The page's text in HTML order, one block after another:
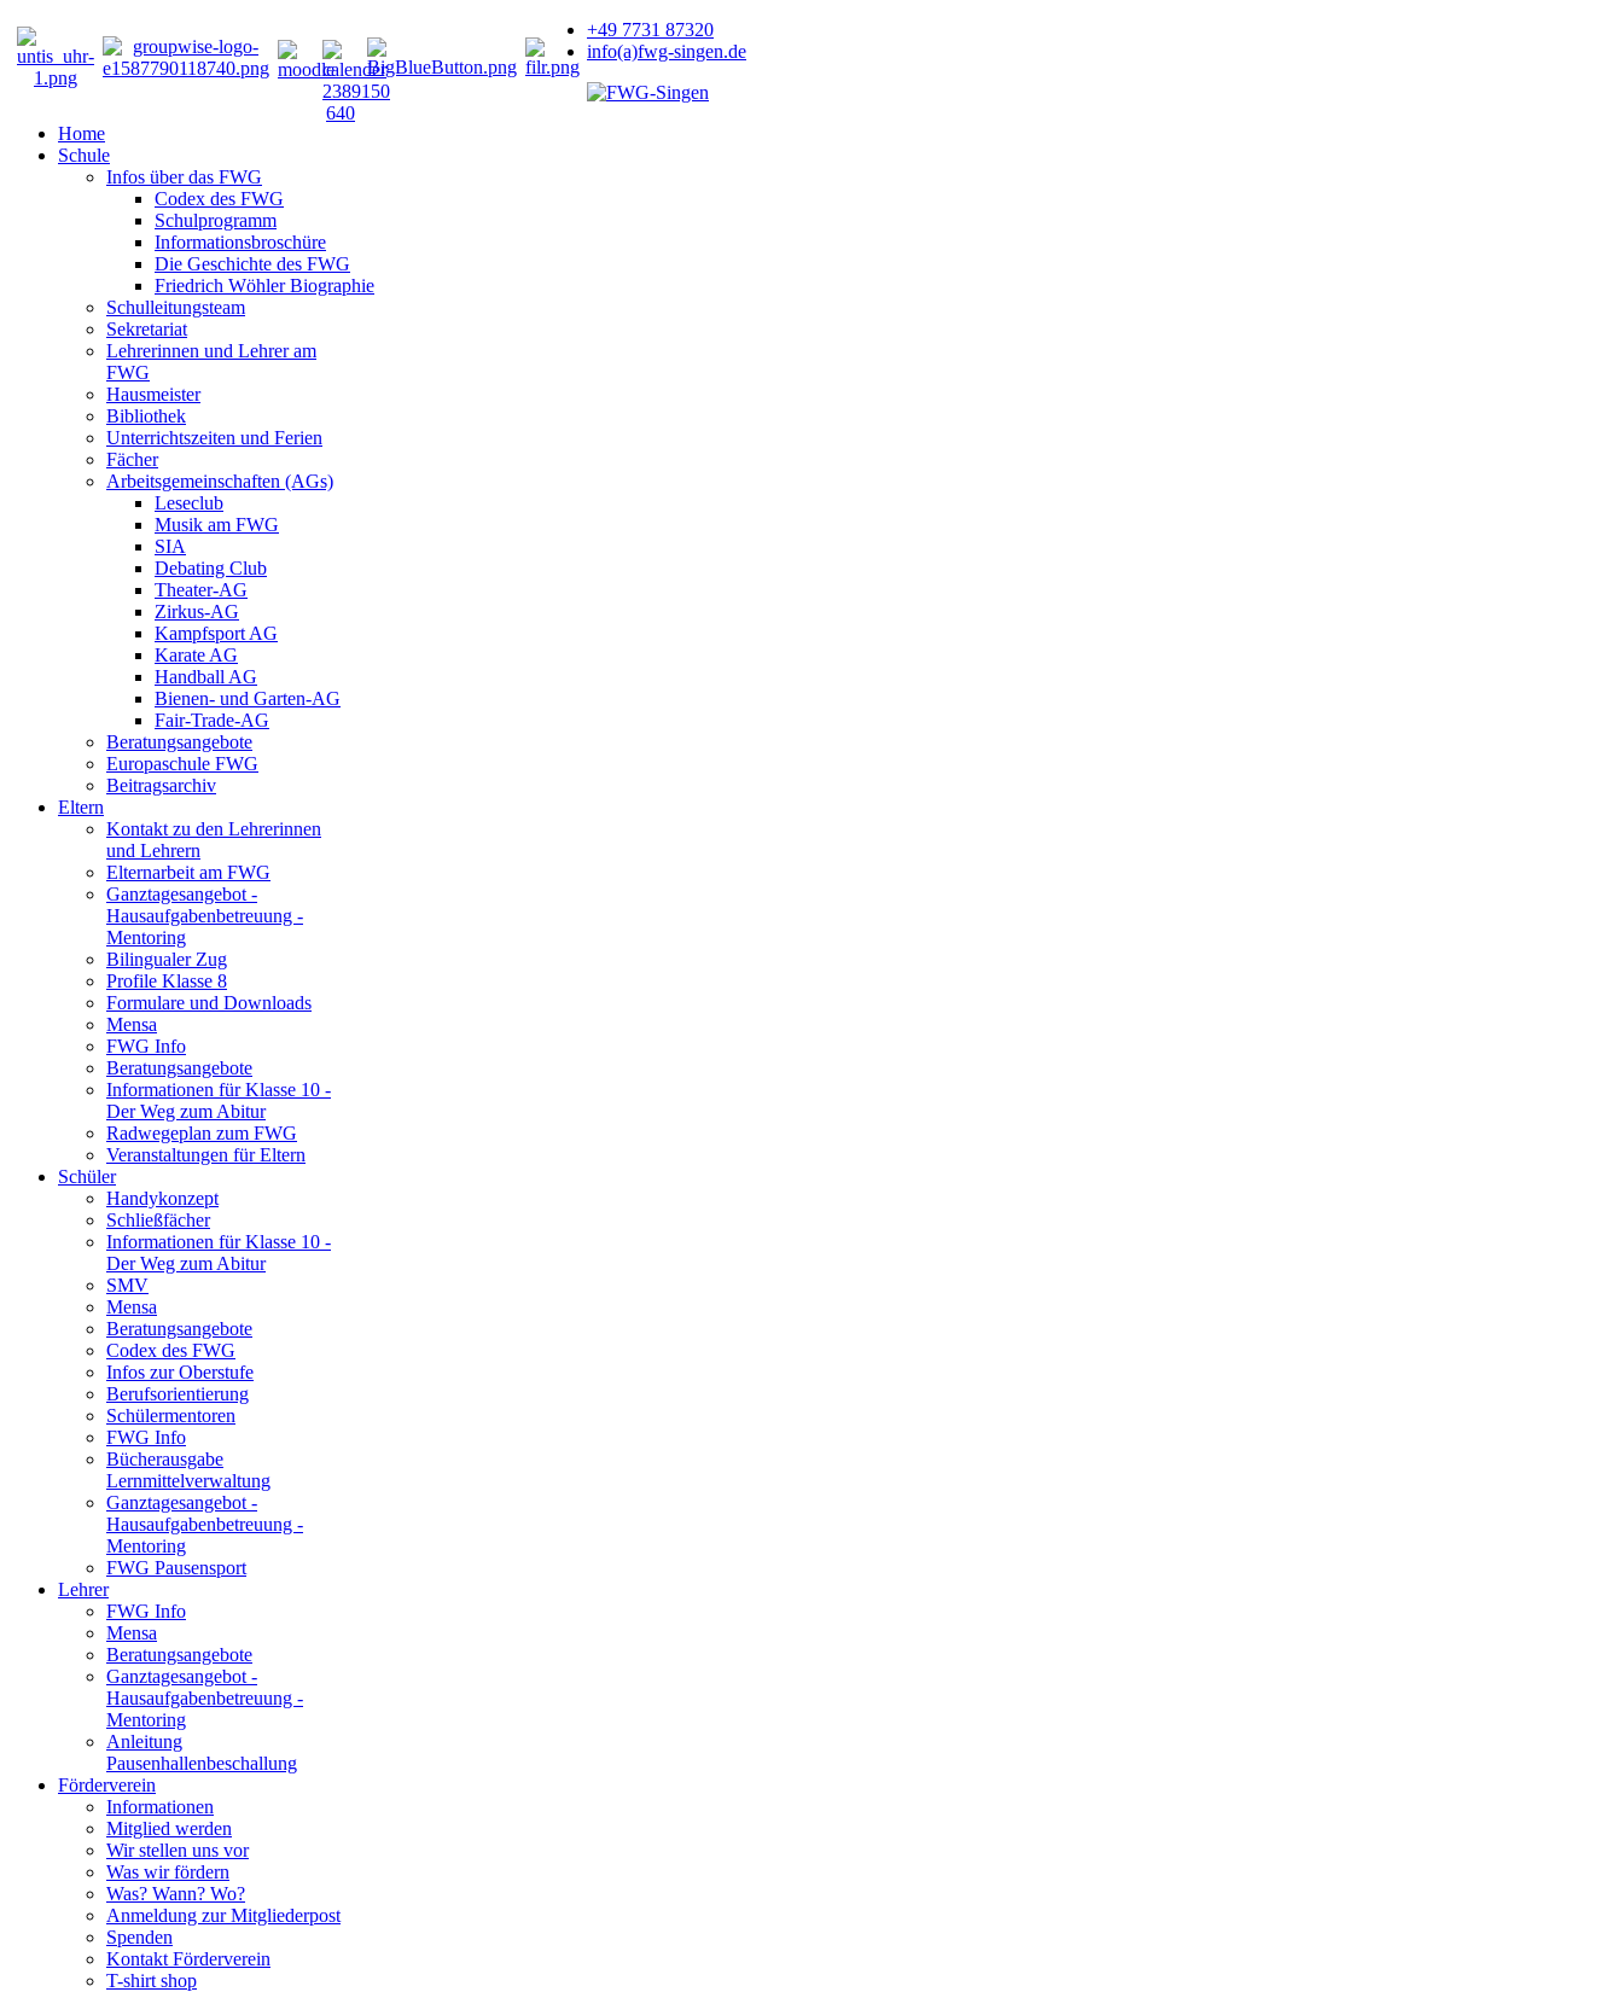
+49 7731 87320
info(a)fwg-singen.de
Home
Schule
Infos über das FWG
Codex des FWG
Schulprogramm
Informationsbroschüre
Die Geschichte des FWG
Friedrich Wöhler Biographie
Schulleitungsteam
Sekretariat
Lehrerinnen und Lehrer am
FWG
Hausmeister
Bibliothek
Unterrichtszeiten und Ferien
Fächer
Arbeitsgemeinschaften (AGs)
Leseclub
Musik am FWG
SIA
Debating Club
Theater-AG
Zirkus-AG
Kampfsport AG
Karate AG
Handball AG
Bienen- und Garten-AG
Fair-Trade-AG
Beratungsangebote
Europaschule FWG
Beitragsarchiv
Eltern
Kontakt zu den Lehrerinnen
und Lehrern
Elternarbeit am FWG
Ganztagesangebot -
Hausaufgabenbetreuung -
Mentoring
Bilingualer Zug
Profile Klasse 8
Formulare und Downloads
Mensa
FWG Info
Beratungsangebote
Informationen für Klasse 10 -
Der Weg zum Abitur
Radwegeplan zum FWG
Veranstaltungen für Eltern
Schüler
Handykonzept
Schließfächer
Informationen für Klasse 10 -
Der Weg zum Abitur
SMV
Mensa
Beratungsangebote
Codex des FWG
Infos zur Oberstufe
Berufsorientierung
Schülermentoren
FWG Info
Bücherausgabe
Lernmittelverwaltung
Ganztagesangebot -
Hausaufgabenbetreuung -
Mentoring
FWG Pausensport
Lehrer
FWG Info
Mensa
Beratungsangebote
Ganztagesangebot -
Hausaufgabenbetreuung -
Mentoring
Anleitung
Pausenhallenbeschallung
Förderverein
Informationen
Mitglied werden
Wir stellen uns vor
Was wir fördern
Was? Wann? Wo?
Anmeldung zur Mitgliederpost
Spenden
Kontakt Förderverein
T-shirt shop